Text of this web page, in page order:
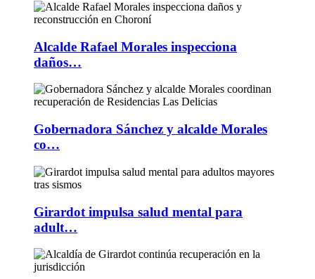
Alcalde Rafael Morales inspecciona
daños…
Gobernadora Sánchez y alcalde Morales
co…
Girardot impulsa salud mental para
adult…